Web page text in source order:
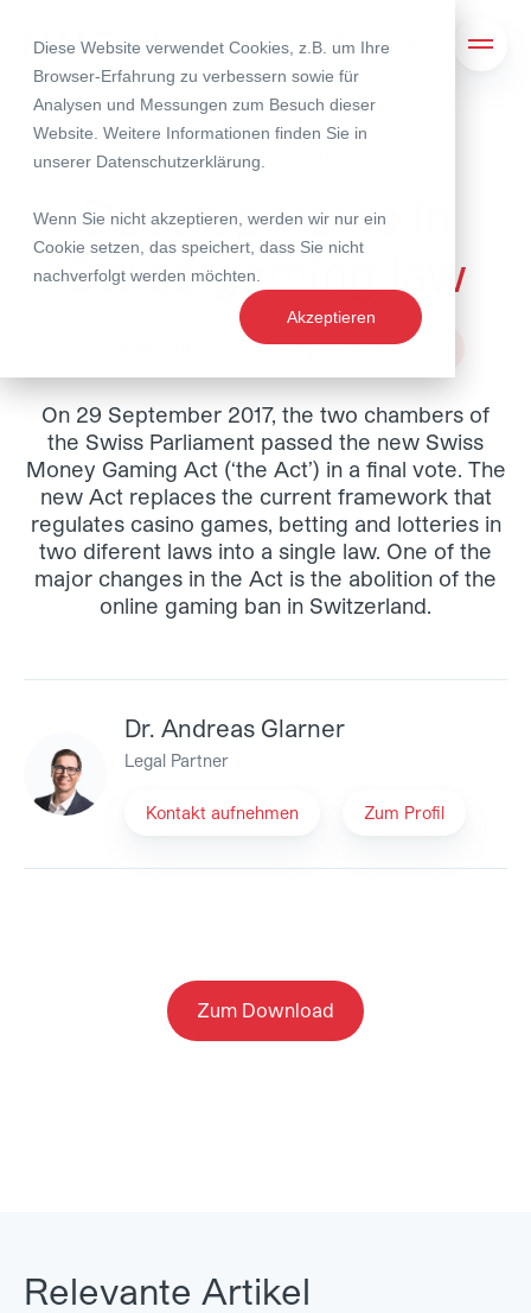
Diese Website verwendet Cookies, z.B. um Ihre
Browser-Erfahrung zu verbessern sowie für
Analysen und Messungen zum Besuch dieser
Website. Weitere Informationen finden Sie in
unserer Datenschutzerklärung
Wenn Sie nicht akzeptieren, werden wir nur ein
Cookie setzen, das speichert, dass Sie nicht
nachverfolgt werden möchten.
Akzeptieren
Suche
02. Oktober 2018
Developments in
Swiss gaming law
Gaming / Entertainment
On 29 September 2017, the two chambers of
the Swiss Parliament passed the new Swiss
Money Gaming Act (‘the Act’) in a final vote. The
new Act replaces the current framework that
regulates casino games, betting and lotteries in
two diferent laws into a single law. One of the
major changes in the Act is the abolition of the
online gaming ban in Switzerland.
Dr. Andreas Glarner
Legal Partner
Kontakt aufnehmen Zum Profil
Zum Download
Relevante Artikel